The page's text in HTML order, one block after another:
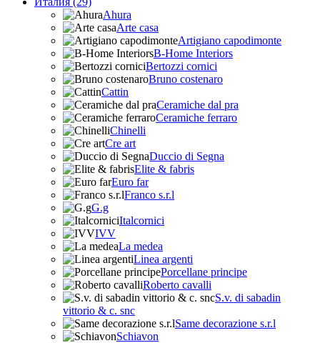
Ahura
Arte casa
Artigiano capodimonte
B-Home Interiors
Bertozzi cornici
Bruno costenaro
Cattin
Ceramiche dal pra
Ceramiche ferraro
Chinelli
Cre art
Duccio di Segna
Elite & fabris
Euro far
Franco s.r.l
G.g
Italcornici
IVV
La medea
Linea argenti
Porcellane principe
Roberto cavalli
S.v. di sabadin
vittorio & c. snc
Same decorazione s.r.l
Schiavon